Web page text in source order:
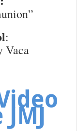
:
Vaca